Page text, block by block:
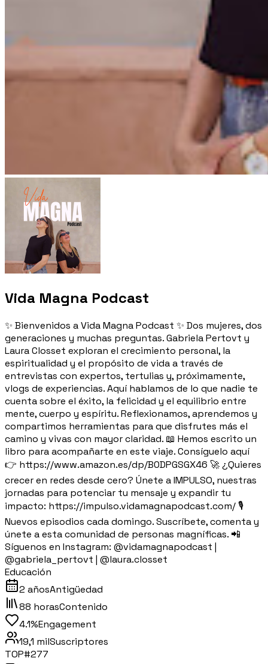
Vida Magna Podcast
✨ Bienvenidos a Vida Magna Podcast ✨ Dos mujeres, dos
generaciones y muchas preguntas. Gabriela Pertovt y
Laura Closset exploran el crecimiento personal, la
espiritualidad y el propósito de vida a través de
entrevistas con expertos, tertulias y, próximamente,
vlogs de experiencias. Aquí hablamos de lo que nadie te
cuenta sobre el éxito, la felicidad y el equilibrio entre
mente, cuerpo y espíritu. Reflexionamos, aprendemos y
compartimos herramientas para que disfrutes más el
camino y vivas con mayor claridad. 📖 Hemos escrito un
libro para acompañarte en este viaje. Consíguelo aquí
👉 https://www.amazon.es/dp/B0DPGSGX46 🚀 ¿Quieres
crecer en redes desde cero? Únete a IMPULSO, nuestras
jornadas para potenciar tu mensaje y expandir tu
impacto: https://impulso.vidamagnapodcast.com/ 🎙️
Nuevos episodios cada domingo. Suscríbete, comenta y
únete a esta comunidad de personas magníficas. 📲
Síguenos en Instagram: @vidamagnapodcast |
@gabriela_pertovt | @laura.closset
Educación
2 añosAntigüedad
88 horasContenido
4.1%Engagement
19,1 milSuscriptores
TOP#277